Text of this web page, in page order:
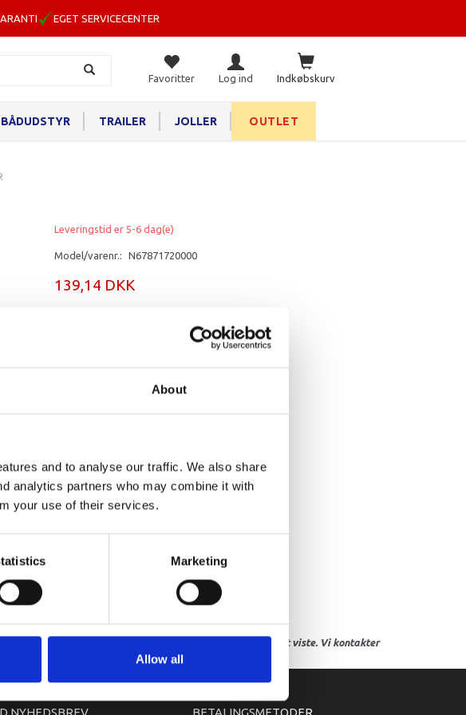
About
and to analyse our traffic. We also share
analytics partners who may combine it with
your use of their services.
Marketing
Allow all
EGET SERVICECENTER
Indkøbskurv
Favoritter Log ind
BÅDUDSTYR TRAILER JOLLER OUTLET
Leveringstid er 5-6 dag(e)
Model/varenr.: N67871720000
139,14 DKK
YAMAHA FAN, GENERATOR
som ikke kan leveres, eller hvor prisen afviger fra det viste. Vi kontakter
NYHEDSBREV BETALINGSMETODER